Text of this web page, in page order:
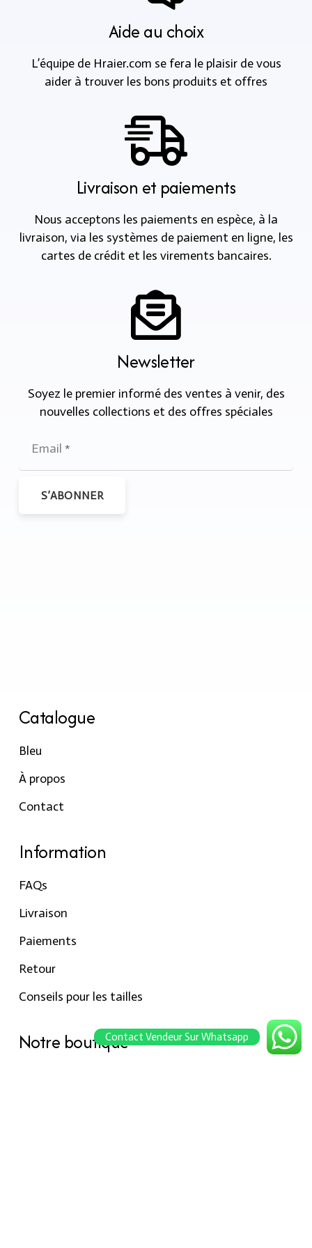
Aide au choix
L’équipe de Hraier.com se fera le plaisir de vous
aider à trouver les bons produits et offres
Livraison et paiements
Nous acceptons les paiements en espèce, à la
livraison, via les systèmes de paiement en ligne, les
cartes de crédit et les virements bancaires.
Newsletter
Soyez le premier informé des ventes à venir, des
nouvelles collections et des offres spéciales
S’ABONNER
Catalogue
Bleu
À propos
Contact
Information
FAQs
Livraison
Paiements
Retour
Conseils pour les tailles
Notre boutiqueContact Vendeur Sur Whatsapp